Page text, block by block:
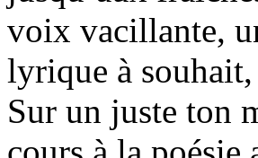
voix vacillante,
lyrique à souhait,
Sur un juste ton